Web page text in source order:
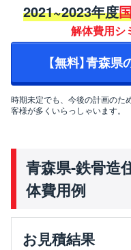
2021~2023年度
解体費用シ
【無料】青森
時期未定でも、今後の計画のた
客様が多くいらっしゃいます。
青森県-鉄骨造
体費用例
お見積結果